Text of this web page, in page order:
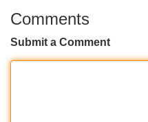
Comments
Submit a Comment